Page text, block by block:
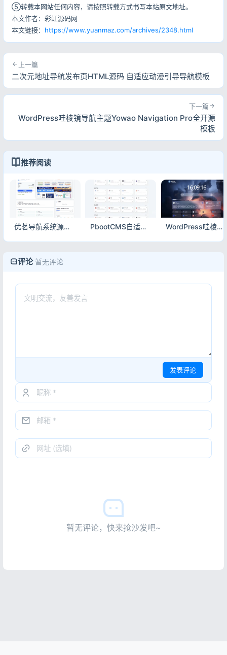
⑤转载本网站任何内容，请按照转载方式书写本站原文地址。
本文作者：彩虹源码网
本文链接： https://www.yuanmaz.com/archives/2348.html
上一篇
二次元地址导航发布页HTML源码 自适应动漫引导导航模板
下一篇
WordPress哇棱镜导航主题Yowao Navigation Pro全开源
模板
推荐阅读
优茗导航系统源码 全开源精美UI网址导航源码带完整后台附搭建教程 PbootCMS自适应网址导航模板 带后台站长导航站源码 WordPress哇棱镜导航主题Yowao Navigation Pro全开源模板
评论 暂无评论
发表评论
暂无评论，快来抢沙发吧~